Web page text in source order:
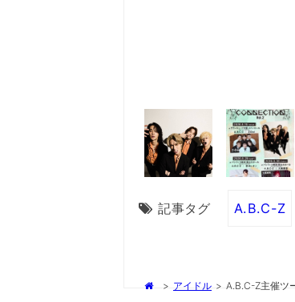
記事タグ A.B.C-Z
> アイドル > A.B.C-Z主催ツ